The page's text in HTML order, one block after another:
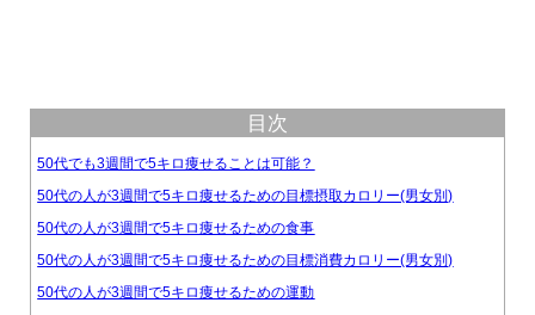
目次
50代でも3週間で5キロ痩せることは可能？
50代の人が3週間で5キロ痩せるための目標摂取カロリー(男女別)
50代の人が3週間で5キロ痩せるための食事
50代の人が3週間で5キロ痩せるための目標消費カロリー(男女別)
50代の人が3週間で5キロ痩せるための運動